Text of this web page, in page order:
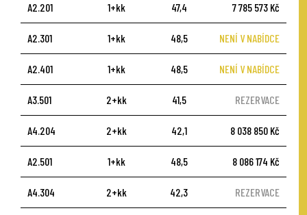
A2.201 1+kk 47,4 7 785 573 Kč
A2.301 1+kk 48,5 NENÍ V NABÍDCE
A2.401 1+kk 48,5 NENÍ V NABÍDCE
A3.501 2+kk 41,5 REZERVACE
A4.204 2+kk 42,1 8 038 850 Kč
A2.501 1+kk 48,5 8 086 174 Kč
A4.304 2+kk 42,3 REZERVACE